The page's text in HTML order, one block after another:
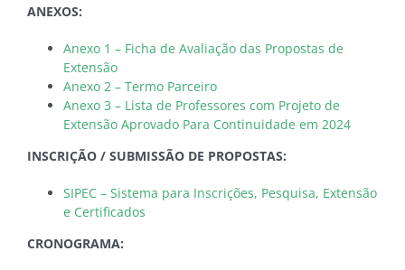
ANEXOS:
Anexo 1 – Ficha de Avaliação das Propostas de
Extensão
Anexo 2 – Termo Parceiro
Anexo 3 – Lista de Professores com Projeto de
Extensão Aprovado Para Continuidade em 2024
INSCRIÇÃO / SUBMISSÃO DE PROPOSTAS:
SIPEC – Sistema para Inscrições, Pesquisa, Extensão
e Certificados
CRONOGRAMA: